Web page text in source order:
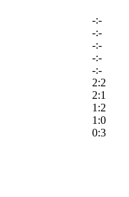
-:-
-:-
-:-
-:-
-:-
2:2
2:1
1:2
1:0
0:3